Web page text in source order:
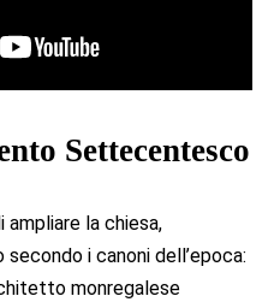
Settecentesco
la chiesa,
i canoni dell’epoca:
monregalese